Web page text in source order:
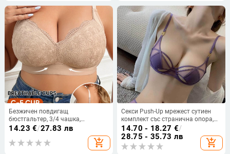
Безжичен повдигащ
бюстгальтер, 3/4 чашка,
Найлон+еластан, фиксирани
закопчалка с три реда куки и очи,
Европейски и Американски стил
14.23 €/27.83 лв
add_shopping_cart
Секси Push-Up мрежест сутиен
комплект със странична опора,
комфортно бельо за голям
размер, чашки 3/4, тънки
формовани чашки
14.70 - 18.27 €/
28.75 - 35.73 лв
add_shopping_cart